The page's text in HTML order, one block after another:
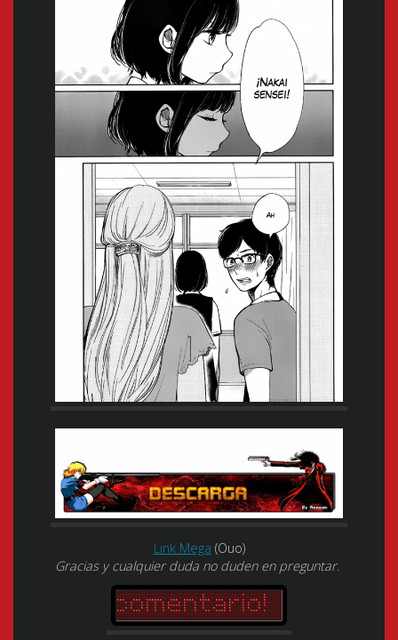
Link Mega (Ouo)
Gracias y cualquier duda no duden en preguntar.